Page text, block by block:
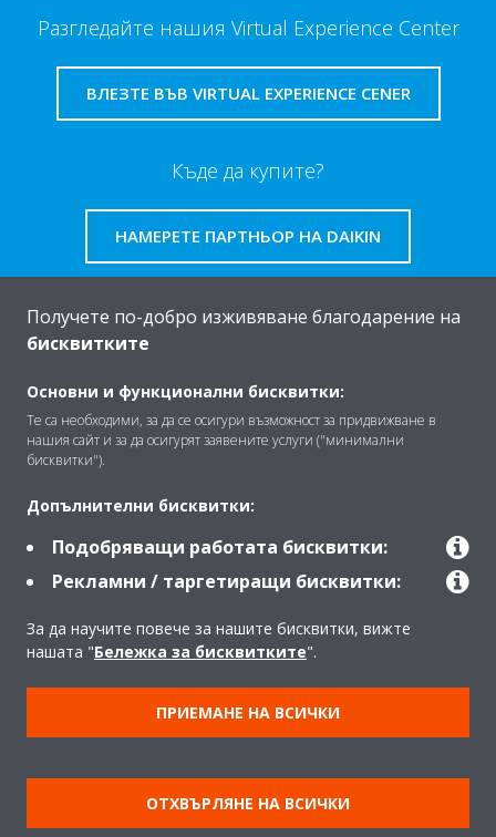
Разгледайте нашия Virtual Experience Center
ВЛЕЗТЕ ВЪВ VIRTUAL EXPERIENCE CENER
Къде да купите?
НАМЕРЕТЕ ПАРТНЬОР НА DAIKIN
Решения
Контакт
Продукти
Copyright © Daikin
Правна информация
Забележка относно бисквитките
Политика за защита на данните
Корпоративна етика
Общи условия
Data Act
Получете по-добро изживяване благодарение на
бисквитките
Основни и функционални бисквитки:
Те са необходими, за да се осигури възможност за придвижване в
нашия сайт и за да осигурят заявените услуги ("минимални
бисквитки").
Допълнителни бисквитки:
Подобряващи работата бисквитки:
Рекламни / таргетиращи бисквитки:
За да научите повече за нашите бисквитки, вижте
нашата "Бележка за бисквитките".
ПРИЕМАНЕ НА ВСИЧКИ
ОТХВЪРЛЯНЕ НА ВСИЧКИ